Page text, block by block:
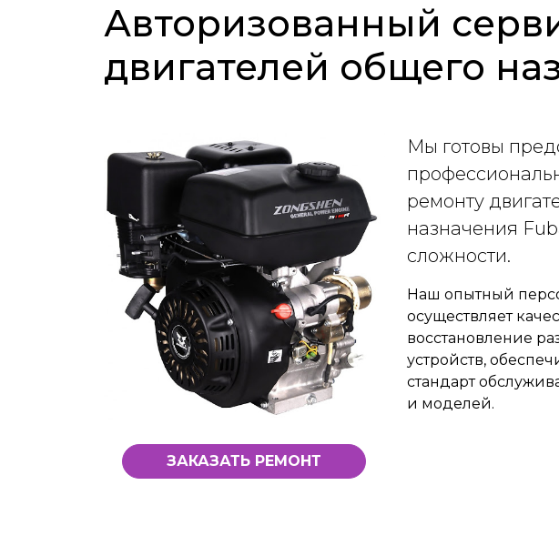
Авторизованный
двигателей общего
ЗАКАЗАТЬ РЕМОНТ
Мы готовы
ремонту
назначения
сложности.
Наш опытный
осуществляет
восстановление
устройств,
стандарт
и моделей.